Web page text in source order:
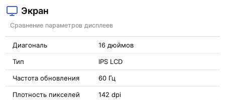
Экран
Сравнение параметров дисплеев
Диагональ 16 дюймов
Тип IPS LCD
Частота обновления 60 Гц
Плотность пикселей 142 dpi